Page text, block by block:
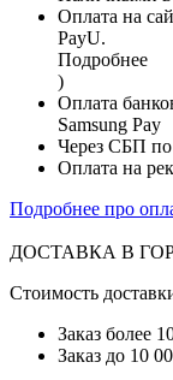
Оплата на
PayU.
Подробнее
)
Оплата
Samsung Pay
Через СБП по
Оплата на
Подробнее про
ДОСТАВКА В
Стоимость
Заказ более
Заказ до 10